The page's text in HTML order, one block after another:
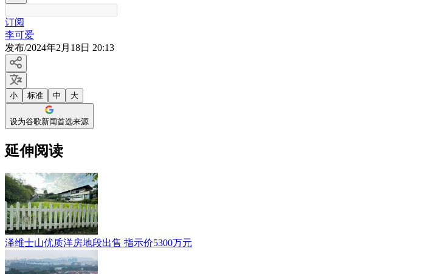
订阅
李可爱
发布/2024年2月18日 20:13
小 标准 中 大
设为谷歌新闻首选来源
延伸阅读
泽维士山优质洋房地段出售 指示价5300万元